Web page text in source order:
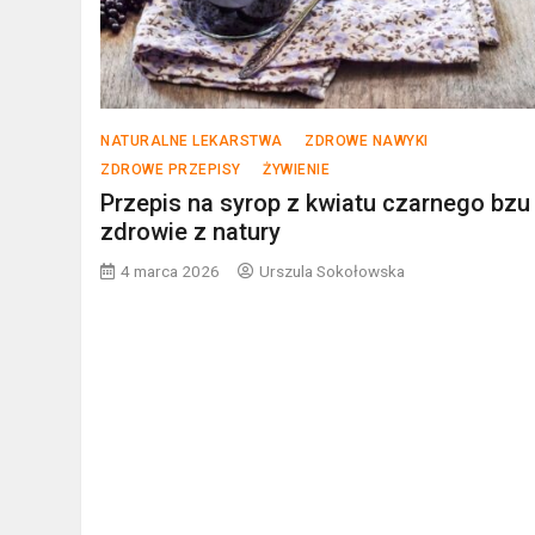
NATURALNE LEKARSTWA
ZDROWE NAWYKI
ZDROWE PRZEPISY
ŻYWIENIE
Przepis na syrop z kwiatu czarnego
zdrowie z natury
4 marca 2026 Urszula Sokołowska